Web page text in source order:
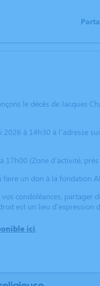
le décès de Jacques
à 14h30 à l’adresse
17h00 (Zone d'activité,
un don à la fondation
condoléances, partager
est un lieu d'expression
ici.